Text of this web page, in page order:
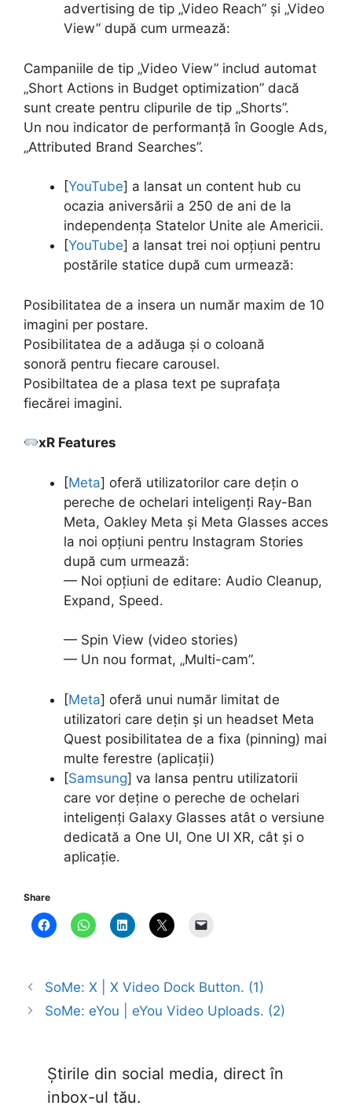
advertising de tip „Video Reach” și „Video
View” după cum urmează:
Campaniile de tip „Video View” includ automat
„Short Actions in Budget optimization” dacă
sunt create pentru clipurile de tip „Shorts”.
Un nou indicator de performanță în Google Ads,
„Attributed Brand Searches”.
[YouTube] a lansat un content hub cu
ocazia aniversării a 250 de ani de la
independența Statelor Unite ale Americii.
[YouTube] a lansat trei noi opțiuni pentru
postările statice după cum urmează:
Posibilitatea de a insera un număr maxim de 10
imagini per postare.
Posibilitatea de a adăuga și o coloană
sonoră pentru fiecare carousel.
Posibiltatea de a plasa text pe suprafața
fiecărei imagini.
xR Features
[Meta] oferă utilizatorilor care dețin o
pereche de ochelari inteligenți Ray-Ban
Meta, Oakley Meta și Meta Glasses acces
la noi opțiuni pentru lnstagram Stories
după cum urmează:
— Noi opțiuni de editare: Audio Cleanup,
Expand, Speed.
— Spin View (video stories)
— Un nou format, „Multi-cam”.
[Meta] oferă unui număr limitat de
utilizatori care dețin și un headset Meta
Quest posibilitatea de a fixa (pinning) mai
multe ferestre (aplicații)
[Samsung] va lansa pentru utilizatorii
care vor deține o pereche de ochelari
inteligenți Galaxy Glasses atât o versiune
dedicată a One UI, One UI XR, cât și o
aplicație.
Share
SoMe: X | X Video Dock Button. (1)
SoMe: eYou | eYou Video Uploads. (2)
Știrile din social media, direct în
inbox-ul tău.